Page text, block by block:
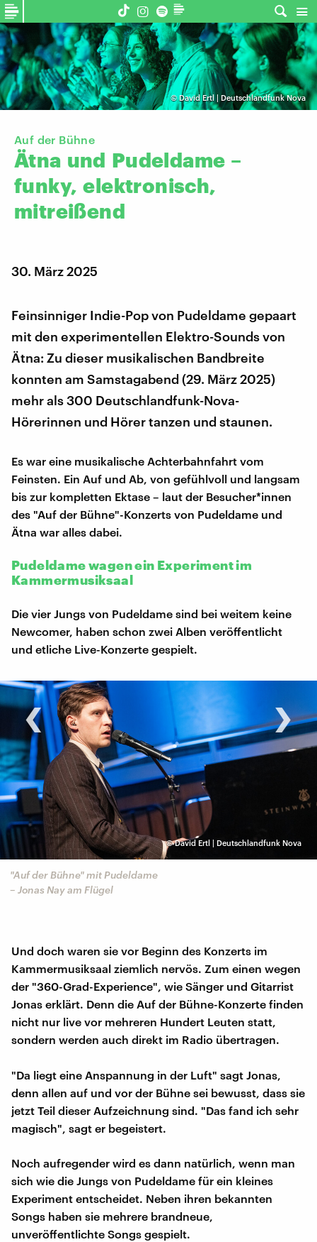
©David Ertl | Deutschlandfunk Nova
Auf der Bühne
Ätna und Pudeldame –
funky, elektronisch,
mitreißend
30. März 2025
Feinsinniger Indie-Pop von Pudeldame gepaart
mit den experimentellen Elektro-Sounds von
Ätna: Zu dieser musikalischen Bandbreite
konnten am Samstagabend (29. März 2025)
mehr als 300 Deutschlandfunk-Nova-
Hörerinnen und Hörer tanzen und staunen.
Es war eine musikalische Achterbahnfahrt vom
Feinsten. Ein Auf und Ab, von gefühlvoll und langsam
bis zur kompletten Ektase – laut der Besucher*innen
des "Auf der Bühne"-Konzerts von Pudeldame und
Ätna war alles dabei.
Pudeldame wagen ein Experiment im
Kammermusiksaal
Die vier Jungs von Pudeldame sind bei weitem keine
Newcomer, haben schon zwei Alben veröffentlicht
und etliche Live-Konzerte gespielt.
©David Ertl | Deutschlandfunk Nova
"Auf der Bühne" mit Pudeldame
– Jonas Nay am Flügel
‹ ›
Und doch waren sie vor Beginn des Konzerts im
Kammermusiksaal ziemlich nervös. Zum einen wegen
der "360-Grad-Experience", wie Sänger und Gitarrist
Jonas erklärt. Denn die Auf der Bühne-Konzerte finden
nicht nur live vor mehreren Hundert Leuten statt,
sondern werden auch direkt im Radio übertragen.
"Da liegt eine Anspannung in der Luft" sagt Jonas,
denn allen auf und vor der Bühne sei bewusst, dass sie
jetzt Teil dieser Aufzeichnung sind. "Das fand ich sehr
magisch", sagt er begeistert.
Noch aufregender wird es dann natürlich, wenn man
sich wie die Jungs von Pudeldame für ein kleines
Experiment entscheidet. Neben ihren bekannten
Songs haben sie mehrere brandneue,
unveröffentlichte Songs gespielt.